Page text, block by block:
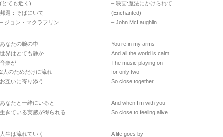
(とても近く)
邦題：そばにいて
– ジョン・マクラフリン
あなたの腕の中
世界はとても静か
音楽が
2人のためだけに流れ
お互いに寄り添う
あなたと一緒にいると
生きている実感が得られる
人生は流れていく
– 映画:魔法にかけられて
(Enchanted)
– John McLaughlin
You’re in my arms
And all the world is calm
The music playing on
for only two
So close together
And when I’m with you
So close to feeling alive
A life goes by